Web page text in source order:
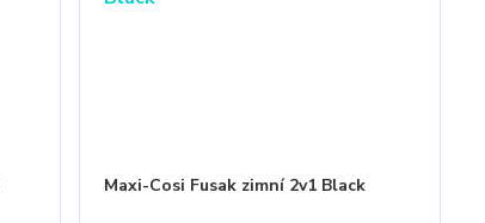
Maxi-Cosi Fusak zimní 2v1 Black